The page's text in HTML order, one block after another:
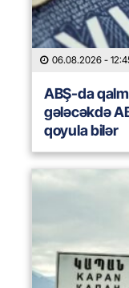
06.08.2026 -
ABŞ-da
gələcəkdə
qoyula bilər